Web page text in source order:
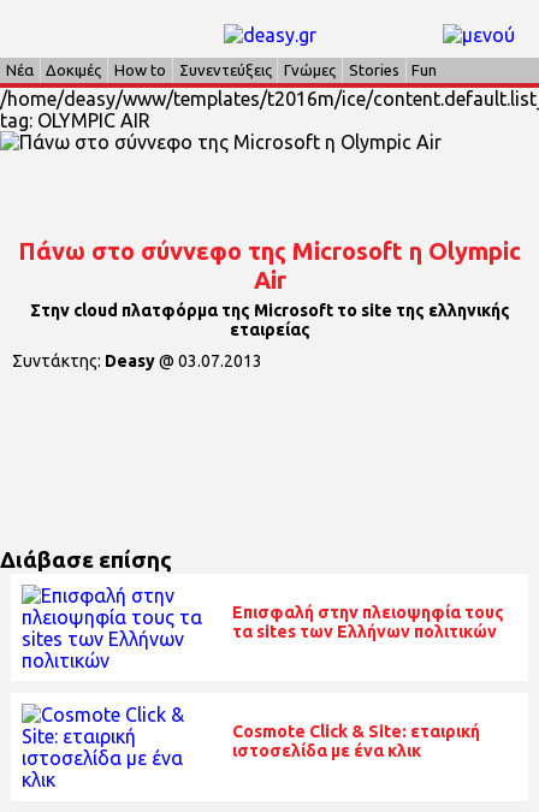
Νέα Δοκιμές How to Συνεντεύξεις Γνώμες Stories Fun
/home/deasy/www/templates/t2016m/ice/
tag: OLYMPIC AIR
Πάνω στο σύννεφο της Microsoft η Olympic
Air
Στην cloud πλατφόρμα της Microsoft το site της ελληνικής
εταιρείας
Συντάκτης: Deasy@ 03.07.2013
Διάβασε επίσης
Επισφαλή στην πλειοψηφία τους
τα sites των Ελλήνων πολιτικών
Cosmote Click & Site: εταιρική
ιστοσελίδα με ένα κλικ